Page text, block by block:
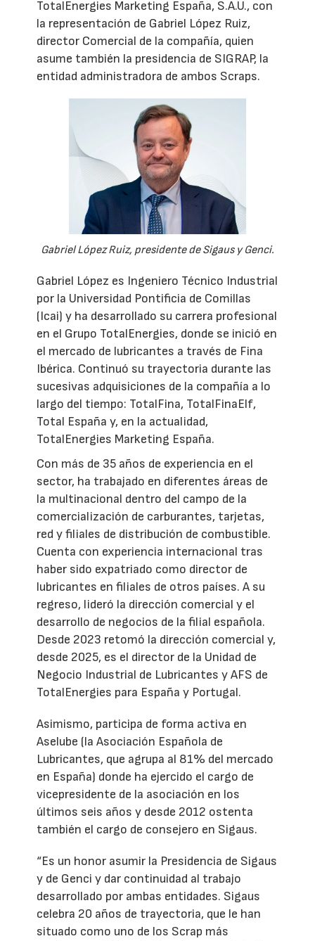
TotalEnergies Marketing España, S.A.U., con
la representación de Gabriel López Ruiz,
director Comercial de la compañía, quien
asume también la presidencia de SIGRAP, la
entidad administradora de ambos Scraps.
Gabriel López Ruiz, presidente de Sigaus y Genci.
Gabriel López es Ingeniero Técnico Industrial
por la Universidad Pontificia de Comillas
(Icai) y ha desarrollado su carrera profesional
en el Grupo TotalEnergies, donde se inició en
el mercado de lubricantes a través de Fina
Ibérica. Continuó su trayectoria durante las
sucesivas adquisiciones de la compañía a lo
largo del tiempo: TotalFina, TotalFinaElf,
Total España y, en la actualidad,
TotalEnergies Marketing España.
Con más de 35 años de experiencia en el
sector, ha trabajado en diferentes áreas de
la multinacional dentro del campo de la
comercialización de carburantes, tarjetas,
red y filiales de distribución de combustible.
Cuenta con experiencia internacional tras
haber sido expatriado como director de
lubricantes en filiales de otros países. A su
regreso, lideró la dirección comercial y el
desarrollo de negocios de la filial española.
Desde 2023 retomó la dirección comercial y,
desde 2025, es el director de la Unidad de
Negocio Industrial de Lubricantes y AFS de
TotalEnergies para España y Portugal.
Asimismo, participa de forma activa en
Aselube (la Asociación Española de
Lubricantes, que agrupa al 81% del mercado
en España) donde ha ejercido el cargo de
vicepresidente de la asociación en los
últimos seis años y desde 2012 ostenta
también el cargo de consejero en Sigaus.
“Es un honor asumir la Presidencia de Sigaus
y de Genci y dar continuidad al trabajo
desarrollado por ambas entidades. Sigaus
celebra 20 años de trayectoria, que le han
situado como uno de los Scrap más